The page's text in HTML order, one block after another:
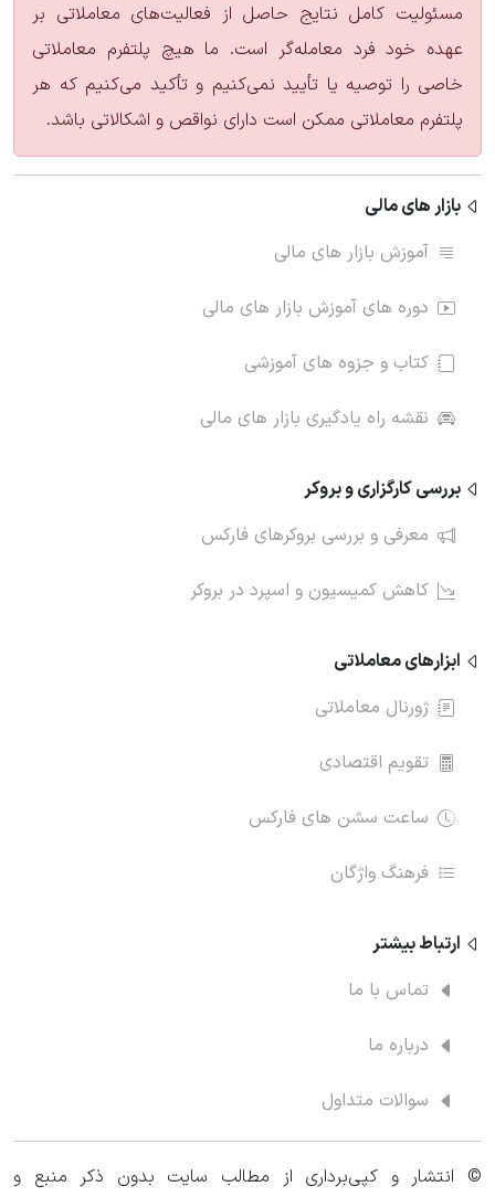
مسئولیت کامل نتایج حاصل از فعالیت‌های معاملاتی بر
عهده خود فرد معامله‌گر است. ما هیچ پلتفرم معاملاتی
خاصی را توصیه یا تأیید نمی‌کنیم و تأکید می‌کنیم که هر
پلتفرم معاملاتی ممکن است دارای نواقص و اشکالاتی باشد.
بازار های مالی
آموزش بازار های مالی
دوره های آموزش بازار های مالی
کتاب و جزوه های آموزشی
نقشه راه یادگیری بازار های مالی
بررسی کارگزاری و بروکر
معرفی و بررسی بروکرهای فارکس
کاهش کمیسیون و اسپرد در بروکر
ابزارهای معاملاتی
ژورنال معاملاتی
تقویم اقتصادی
ساعت سشن های فارکس
فرهنگ واژگان
ارتباط‌ بیشتر
تماس با ما
درباره ما
سوالات متداول
© انتشار و کپی‌برداری از مطالب سایت بدون ذکر منبع و